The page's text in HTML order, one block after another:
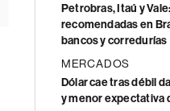
Petrobras, Itaú y
recomendadas en
bancos y corredurías
MERCADOS
Dólar cae tras débil
y menor expectativa